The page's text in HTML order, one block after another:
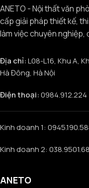
ANETO - Nội thất văn
cấp giải pháp thiết kế,
làm việc chuyên nghiệp,
Địa chỉ:L08-L16, Khu A,
Hà Đông, Hà Nội
Điện thoại:0984.912.224
Kinh doanh 1:
Kinh doanh 2:
ANETO